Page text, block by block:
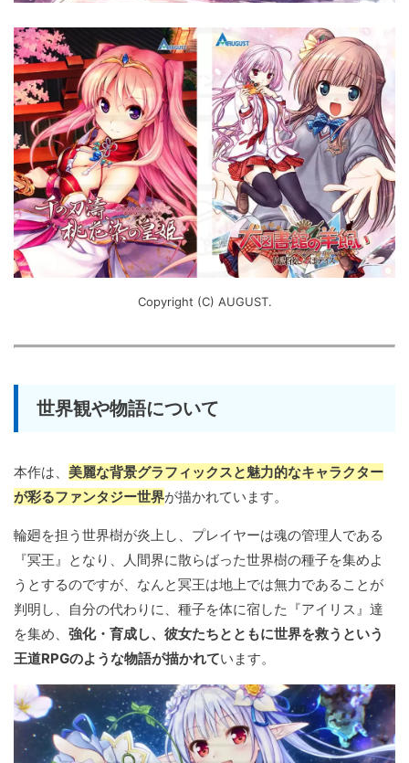
Copyright (C) AUGUST.
世界観や物語について
本作は、 美麗な背景グラフィックスと魅力的なキャラクター
が彩るファンタジー世界が描かれています。
輪廻を担う世界樹が炎上し、プレイヤーは魂の管理人である
『冥王』となり、人間界に散らばった世界樹の種子を集めよ
うとするのですが、なんと冥王は地上では無力であることが
判明し、自分の代わりに、種子を体に宿した『アイリス』達
を集め、 強化・育成し、彼女たちとともに世界を救うという
王道RPGのような物語が描かれています。